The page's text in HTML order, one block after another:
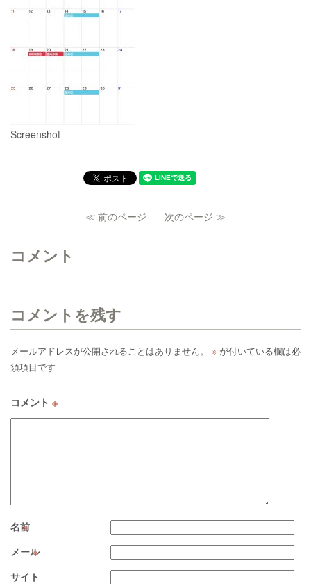
Screenshot
≪ 前のページ 次のページ ≫
コメント
コメントを残す
メールアドレスが公開されることはありません。 ※ が付いている欄は必
須項目です
コメント ※
名前
※
メール
※
サイト